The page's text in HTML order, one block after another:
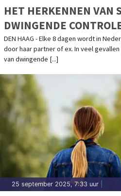
HET HERKENNEN VAN
DWINGENDE
FEMICIDE TE STOPPEN
DEN HAAG - Elke 8 dagen wordt in
door haar partner of ex. In veel
van dwingende [...]
25 september 2025, 7:33 uur